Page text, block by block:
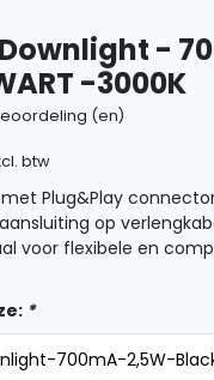
Downlight -
-3000K
(en)
btw
Plug&Play
op
voor flexibele en
*